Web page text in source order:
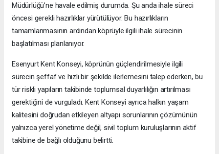
Müdürlüğü’ne havale edilmiş durumda. Şu anda ihale süreci
öncesi gerekli hazırlıklar yürütülüyor. Bu hazırlıkların
tamamlanmasının ardından köprüyle ilgili ihale sürecinin
başlatılması planlanıyor.
Esenyurt Kent Konseyi, köprünün güçlendirilmesiyle ilgili
sürecin şeffaf ve hızlı bir şekilde ilerlemesini talep ederken, bu
tür riskli yapıların takibinde toplumsal duyarlılığın artırılması
gerektiğini de vurguladı. Kent Konseyi ayrıca halkın yaşam
kalitesini doğrudan etkileyen altyapı sorunlarının çözümünün
yalnızca yerel yönetime değil, sivil toplum kuruluşlarının aktif
takibine de bağlı olduğunu belirtti.